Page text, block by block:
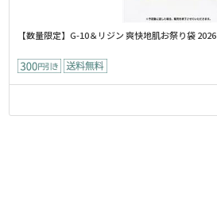
【数量限定】G-10＆リジン 爽快地肌お祭り袋 2026